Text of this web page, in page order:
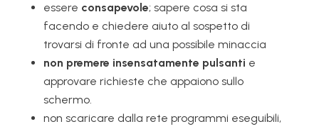
essere consapevole; sapere cosa si sta
facendo e chiedere aiuto al sospetto di
trovarsi di fronte ad una possibile minaccia
non premere insensatamente pulsanti e
approvare richieste che appaiono sullo
schermo.
non scaricare dalla rete programmi eseguibili,